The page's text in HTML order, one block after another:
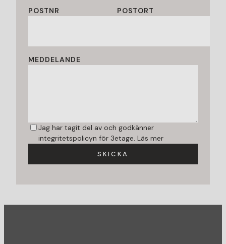
POSTNR POSTORT
MEDDELANDE
Jag har tagit del av och godkänner
integritetspolicyn för 3etage. Läs mer
SKICKA